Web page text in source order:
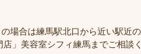
場合は練馬駅北口から近い駅近
」美容室シフィ練馬までご相談